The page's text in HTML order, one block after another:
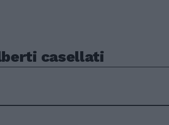
casellati